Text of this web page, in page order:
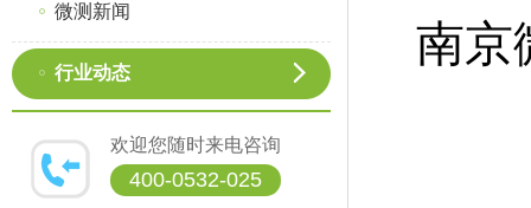
微测新闻
行业动态
欢迎您随时来电咨询
400-0532-025
南京